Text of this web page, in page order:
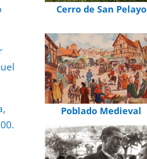
Cerro de San Pelayo
Poblado Medieval